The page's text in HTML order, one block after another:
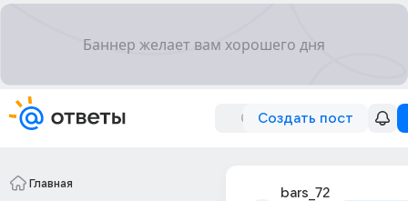
Создать пост
Главная
bars_72